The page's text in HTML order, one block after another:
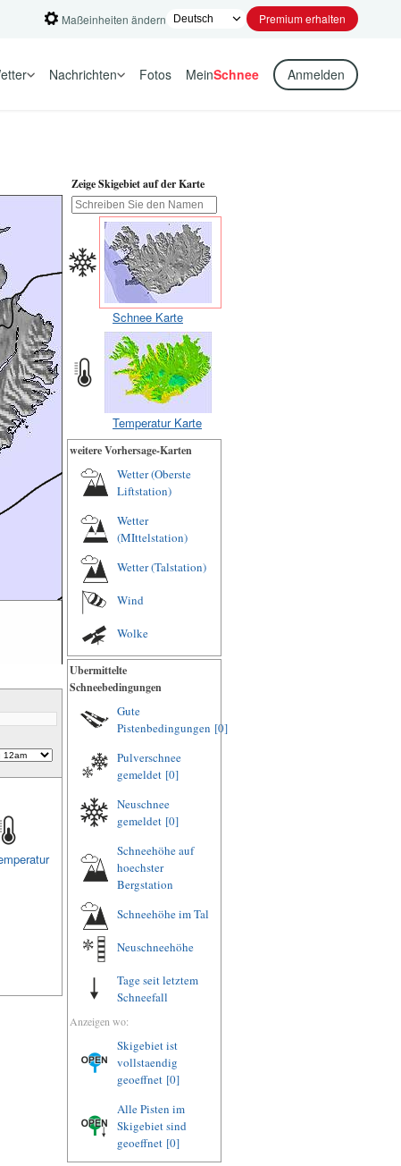
Maßeinheiten ändern Premium erhalten
Nachrichten Fotos MeinSchnee Anmelden
Zeige Skigebiet auf der Karte
Schnee Karte
Temperatur Karte
weitere Vorhersage-Karten
Wetter (Oberste
Liftstation)
Wetter
(MIttelstation)
Wetter (Talstation)
Wind
Wolke
Ubermittelte
Schneebedingungen
Gute
Pistenbedingungen [0]
Pulverschnee
gemeldet [0]
Neuschnee
gemeldet [0]
Schneehöhe auf
hoechster
Bergstation
Schneehöhe im Tal
Neuschneehöhe
Tage seit letztem
Schneefall
Anzeigen wo:
Skigebiet ist
vollstaendig
geoeffnet [0]
Alle Pisten im
Skigebiet sind
geoeffnet [0]